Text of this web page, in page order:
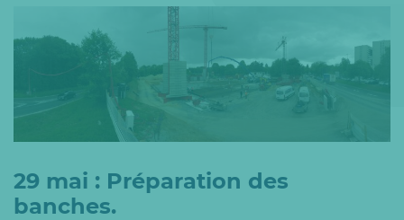
29 mai : Préparation des
banches.